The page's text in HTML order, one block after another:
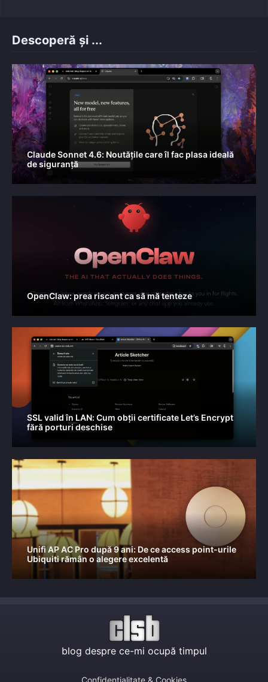
Descoperă și ...
Claude Sonnet 4.6: Noutățile care îl fac plasa ideală
de siguranță
OpenClaw: prea riscant ca să mă tenteze
SSL valid în LAN: Cum obții certificate Let’s Encrypt
fără porturi deschise
Unifi AP AC Pro după 9 ani: De ce access point-urile
Ubiquiti rămân o alegere excelentă
blog despre ce-mi ocupă timpul
Confidențialitate & Cookies